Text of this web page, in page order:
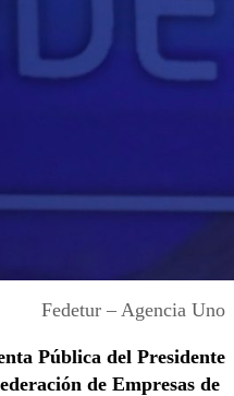
Fedetur – Agencia Uno
Pública del Presidente
de Empresas de